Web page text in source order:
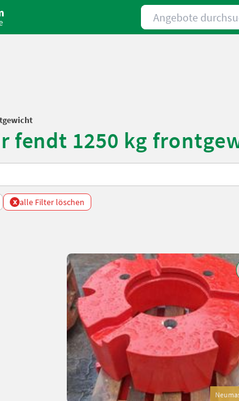
Angebote durchsuchen
fendt 1250 kg
x alle Filter löschen